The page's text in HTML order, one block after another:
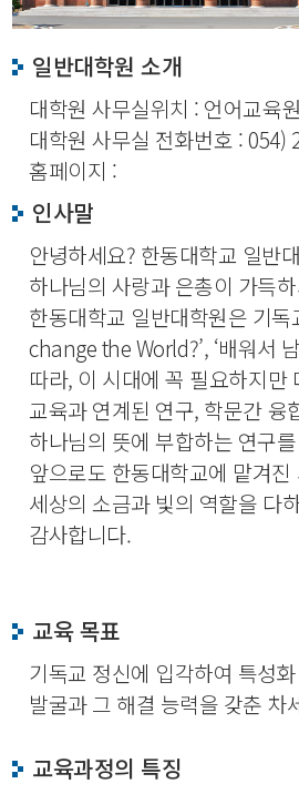
일반대학원 소개
대학원 사무실위치 : 언어교육
대학원 사무실 전화번호 : 054)
홈페이지 :
인사말
안녕하세요? 한동대학교 일반
하나님의 사랑과 은총이 가득
한동대학교 일반대학원은 기
change the World?’, ‘배워서
따라, 이 시대에 꼭 필요하지
교육과 연계된 연구, 학문간 융
하나님의 뜻에 부합하는 연구
앞으로도 한동대학교에 맡겨
세상의 소금과 빛의 역할을 다
감사합니다.
교육 목표
기독교 정신에 입각하여 특성
발굴과 그 해결 능력을 갖춘
교육과정의 특징